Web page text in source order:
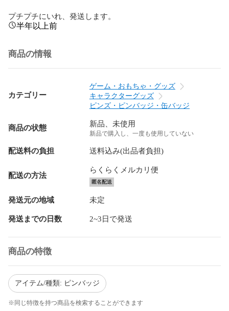
プチプチにいれ、発送します。
半年以上前
商品の情報
カテゴリー
ゲーム・おもちゃ・グッズ
キャラクターグッズ
ピンズ・ピンバッジ・缶バッジ
商品の状態 新品、未使用
新品で購入し、一度も使用していない
配送料の負担 送料込み(出品者負担)
配送の方法
らくらくメルカリ便
匿名配送
発送元の地域 未定
発送までの日数 2~3日で発送
商品の特徴
アイテム/種類: ピンバッジ
※同じ特徴を持つ商品を検索することができます